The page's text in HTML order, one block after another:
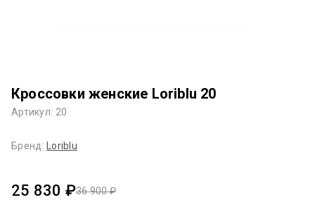
Кроссовки женские Loriblu 20
Артикул: 20
Бренд: Loriblu
36 900 ₽
25 830 ₽